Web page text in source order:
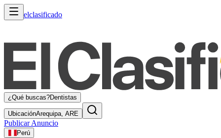
elclasificado
¿Qué buscas?Dentistas
UbicaciónArequipa, ARE
Publicar Anuncio
Perú